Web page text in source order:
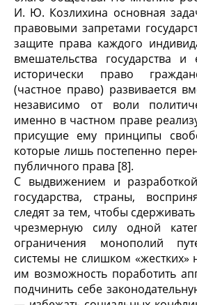
И. Ю. Козлихина основная
правовыми запретами
защите права каждого
вмешательства государства
исторически право
(частное право) развивается
независимо от воли
именно в частном праве
присущие ему принципы
которые лишь постепенно
публичного права [8].
С выдвижением и
государства, страны,
следят за тем, чтобы
чрезмерную силу одной
ограничения монополий
системы не слишком «жестких»
им возможность поработить
подчинить себе